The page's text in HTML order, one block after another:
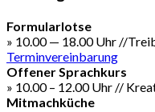
Formularlotse
» 10.00 — 18.00 Uhr //
Terminvereinbarung
Offener Sprachkurs
» 10.00 – 12.00 Uhr //
Mitmachküche